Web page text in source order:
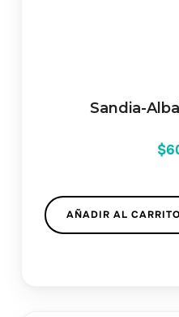
Sandia-
$
AÑADIR AL CARRITO